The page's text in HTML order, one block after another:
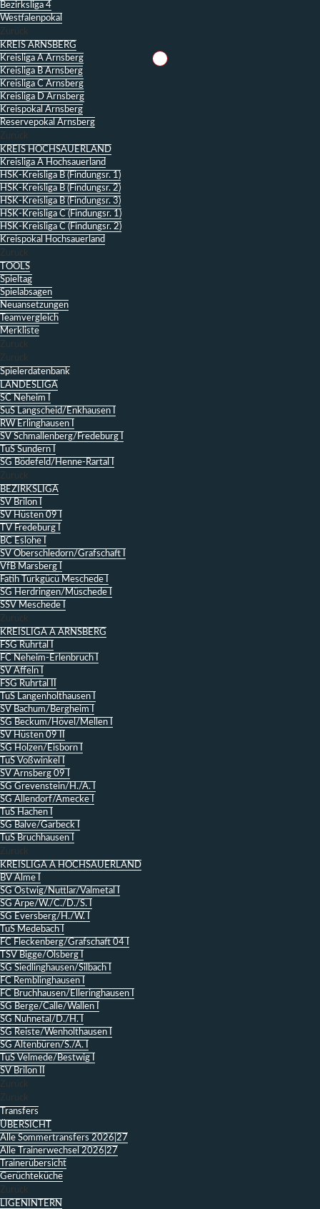
Bezirksliga 4
Westfalenpokal
Zurück
KREIS ARNSBERG
Kreisliga A Arnsberg
Kreisliga B Arnsberg
Kreisliga C Arnsberg
Kreisliga D Arnsberg
Kreispokal Arnsberg
Reservepokal Arnsberg
Zurück
KREIS HOCHSAUERLAND
Kreisliga A Hochsauerland
HSK-Kreisliga B (Findungsr. 1)
HSK-Kreisliga B (Findungsr. 2)
HSK-Kreisliga B (Findungsr. 3)
HSK-Kreisliga C (Findungsr. 1)
HSK-Kreisliga C (Findungsr. 2)
Kreispokal Hochsauerland
Zurück
TOOLS
Spieltag
Spielabsagen
Neuansetzungen
Teamvergleich
Merkliste
Zurück
Zurück
Spielerdatenbank
LANDESLIGA
SC Neheim I
SuS Langscheid/Enkhausen I
RW Erlinghausen I
SV Schmallenberg/Fredeburg I
TuS Sundern I
SG Bödefeld/Henne-Rartal I
Zurück
BEZIRKSLIGA
SV Brilon I
SV Hüsten 09 I
TV Fredeburg I
BC Eslohe I
SV Oberschledorn/Grafschaft I
VfB Marsberg I
Fatih Türkgücü Meschede I
SG Herdringen/Müschede I
SSV Meschede I
Zurück
KREISLIGA A ARNSBERG
FSG Ruhrtal I
FC Neheim-Erlenbruch I
SV Affeln I
FSG Ruhrtal II
TuS Langenholthausen I
SV Bachum/Bergheim I
SG Beckum/Hövel/Mellen I
SV Hüsten 09 II
SG Holzen/Eisborn I
TuS Voßwinkel I
SV Arnsberg 09 I
SG Grevenstein/H./A. I
SG Allendorf/Amecke I
TuS Hachen I
SG Balve/Garbeck I
TuS Bruchhausen I
Zurück
KREISLIGA A HOCHSAUERLAND
BV Alme I
SG Ostwig/Nuttlar/Valmetal I
SG Arpe/W./C./D./S. I
SG Eversberg/H./W. I
TuS Medebach I
FC Fleckenberg/Grafschaft 04 I
TSV Bigge/Olsberg I
SG Siedlinghausen/Silbach I
FC Remblinghausen I
FC Bruchhausen/Elleringhausen I
SG Berge/Calle/Wallen I
SG Nuhnetal/D./H. I
SG Reiste/Wenholthausen I
SG Altenbüren/S./A. I
TuS Velmede/Bestwig I
SV Brilon II
Zurück
Zurück
Transfers
ÜBERSICHT
Alle Sommertransfers 2026|27
Alle Trainerwechsel 2026|27
Trainerübersicht
Gerüchteküche
Zurück
LIGENINTERN